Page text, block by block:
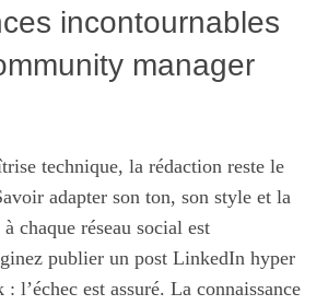
incontournables
manager
technique, la rédaction reste le
adapter son ton, son style et la
chaque réseau social est
publier un post LinkedIn hyper
l’échec est assuré. La connaissance